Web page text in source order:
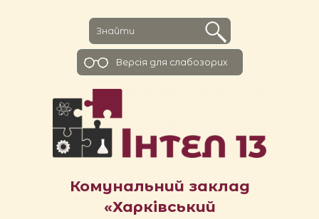
Комунальний заклад
«Харківський
Версiя для слабозорих